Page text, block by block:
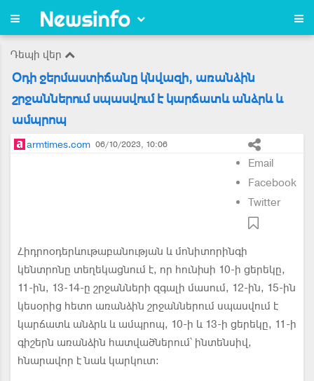
Դեպի վեր
Օդի ջերմաստիճանը կնվազի, առանձին
շրջաններում սպասվում է կարճատև անձրև և
ամպրոպ
armtimes.com 06/10/2023, 10:06
Email
Facebook
Twitter
Հիդրոօդերևութաբանության և մոնիտորինգի
կենտրոնը տեղեկացնում է, որ հունիսի 10-ի ցերեկը,
11-ին, 13-14-ը շրջանների զգալի մասում, 12-ին, 15-ին
կեսօրից հետո առանձին շրջաններում սպասվում է
կարճատև անձրև և ամպրոպ, 10-ի և 13-ի ցերեկը, 11-ի
գիշերն առանձին հատվածներում՝ ինտենսիվ,
հնարավոր է նաև կարկուտ։